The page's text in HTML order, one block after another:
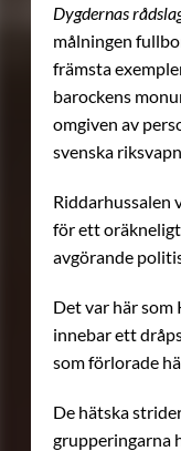
Dygdernas
målningen
främsta
barockens
omgiven av
svenska
Riddarhussalen
för ett
avgörande
Det var här
innebar ett
som förlorade
De hätska
grupperingarna